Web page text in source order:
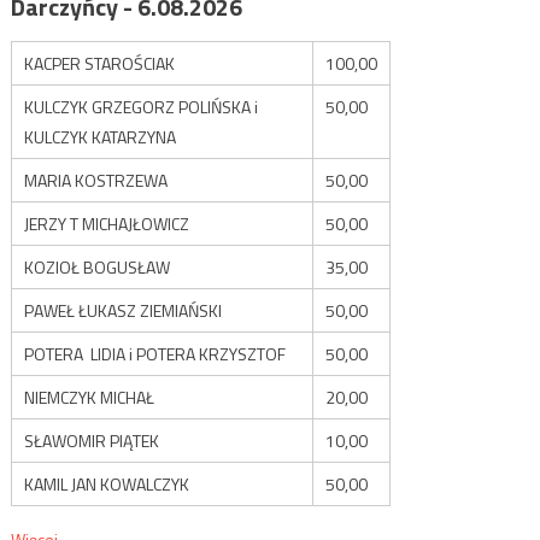
KACPER STAROŚCIAK
100,00
KULCZYK GRZEGORZ POLIŃSKA i
KULCZYK KATARZYNA
50,00
MARIA KOSTRZEWA
50,00
JERZY T MICHAJŁOWICZ
50,00
KOZIOŁ BOGUSŁAW
35,00
PAWEŁ ŁUKASZ ZIEMIAŃSKI
50,00
POTERA LIDIA i POTERA KRZYSZTOF
50,00
NIEMCZYK MICHAŁ
20,00
SŁAWOMIR PIĄTEK
10,00
KAMIL JAN KOWALCZYK
50,00